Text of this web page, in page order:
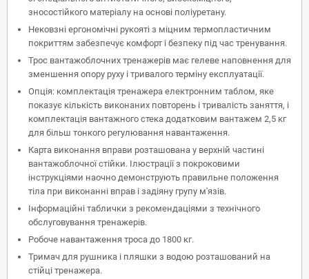
зносостійкого матеріалу на основі поліуретану.
Нековзні ергономічні рукояті з міцним термопластичним
покриттям забезпечує комфорт і безпеку під час тренування.
Трос вантажоблочних тренажерів має гелеве наповнення для
зменшення опору руху і тривалого терміну експлуатації.
Опція: комплектація тренажера електронним таблом, яке
показує кількість виконаних повторень і тривалість заняття, і
комплектація вантажного стека додатковим вантажем 2,5 кг
для більш тонкого регулювання навантаження.
Карта виконання вправи розташована у верхній частині
вантажоблочної стійки. Ілюстрації з покроковими
інструкціями наочно демонструють правильне положення
тіла при виконанні вправ і задіяну групу м'язів.
Інформаційні таблички з рекомендаціями з технічного
обслуговування тренажерів.
Робоче навантаження троса до 1800 кг.
Тримач для рушника і пляшки з водою розташований на
стійці тренажера.